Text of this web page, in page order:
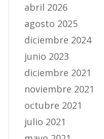
abril 2026
agosto 2025
diciembre 2024
junio 2023
diciembre 2021
noviembre 2021
octubre 2021
julio 2021